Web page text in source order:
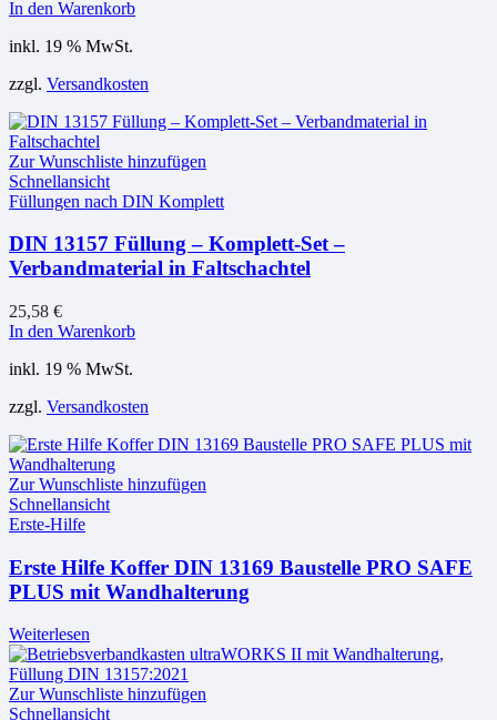
In den Warenkorb
inkl. 19 % MwSt.
zzgl. Versandkosten
Zur Wunschliste hinzufügen
Schnellansicht
Füllungen nach DIN Komplett
DIN 13157 Füllung – Komplett-Set –
Verbandmaterial in Faltschachtel
25,58 €
In den Warenkorb
inkl. 19 % MwSt.
zzgl. Versandkosten
Zur Wunschliste hinzufügen
Schnellansicht
Erste-Hilfe
Erste Hilfe Koffer DIN 13169 Baustelle PRO SAFE
PLUS mit Wandhalterung
Weiterlesen
Zur Wunschliste hinzufügen
Schnellansicht